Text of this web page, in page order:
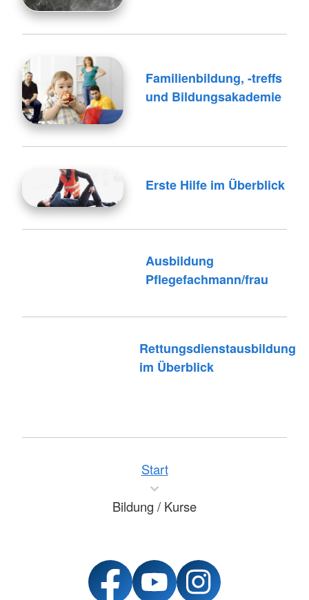
Familienbildung, -treffs
und Bildungsakademie
Erste Hilfe im Überblick
Ausbildung
Pflegefachmann/frau
Rettungsdienstausbildung
im Überblick
Start
Bildung / Kurse